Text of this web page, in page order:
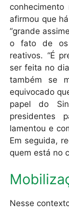
afirmou que
“grande
o fato de os
reativos. “É
ser feita no
também se
equivocado
papel do
presidentes
lamentou e
Em seguida,
quem está no
Nesse